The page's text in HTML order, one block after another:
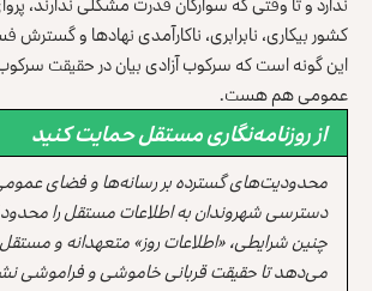
کشور بیکاری، نابرابری، ناکارآمدی نهادها و
این گونه است که سرکوب آزادی بیان در حقیقت
عمومی هم هست.
از روزنامه‌نگاری مستقل حمایت کنید
محدودیت‌های گسترده بر رسانه‌ها و فضای
دسترسی شهروندان به اطلاعات مستقل را
چنین شرایطی، «اطلاعات روز» متعهدانه و مستقل
می‌دهد تا حقیقت قربانی خاموشی و فراموشی